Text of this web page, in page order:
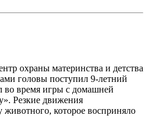
охраны материнства и детства
головы поступил 9-летний
во время игры с домашней
Резкие движения
животного, которое восприняло